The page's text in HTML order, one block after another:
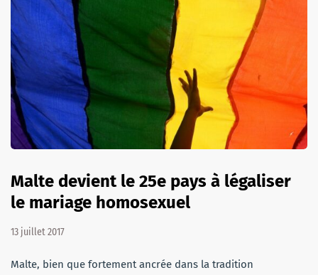
Malte devient le 25e pays à légaliser
le mariage homosexuel
13 juillet 2017
Malte, bien que fortement ancrée dans la tradition